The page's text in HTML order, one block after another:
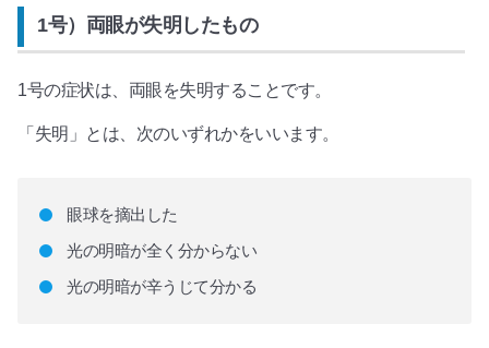
1号）両眼が失明したもの
1号の症状は、両眼を失明することです。
「失明」とは、次のいずれかをいいます。
眼球を摘出した
光の明暗が全く分からない
光の明暗が辛うじて分かる